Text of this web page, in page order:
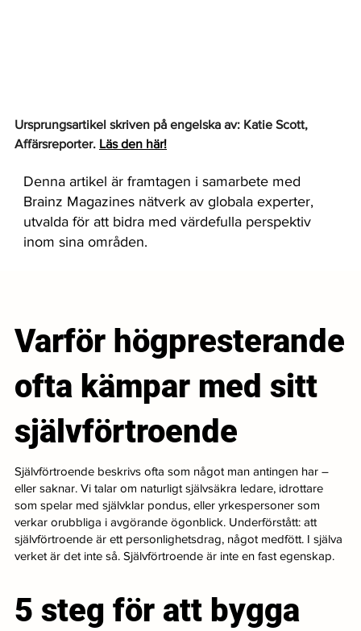
Ursprungsartikel skriven på engelska av: Katie Scott,
Affärsreporter. Läs den här!
Denna artikel är framtagen i samarbete med
Brainz Magazines nätverk av globala experter,
utvalda för att bidra med värdefulla perspektiv
inom sina områden.
Varför högpresterande
ofta kämpar med sitt
självförtroende
Självförtroende beskrivs ofta som något man antingen har –
eller saknar. Vi talar om naturligt självsäkra ledare, idrottare
som spelar med självklar pondus, eller yrkespersoner som
verkar orubbliga i avgörande ögonblick. Underförstått: att
självförtroende är ett personlighetsdrag, något medfött. I själva
verket är det inte så. Självförtroende är inte en fast egenskap.
5 steg för att bygga